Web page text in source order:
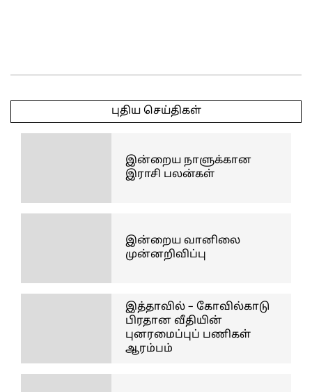
04-
புதிய செய்திகள்
இன்றைய நாளுக்கான
இராசி பலன்கள்
இன்றைய வானிலை
முன்னறிவிப்பு
இத்தாவில் – கோவில்காடு
பிரதான வீதியின்
புனரமைப்புப் பணிகள்
ஆரம்பம்